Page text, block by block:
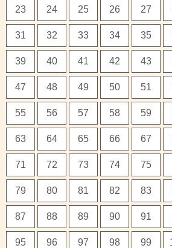
23 24 25 26 27
31 32 33 34 35
39 40 41 42 43
47 48 49 50 51
55 56 57 58 59
63 64 65 66 67
71 72 73 74 75
79 80 81 82 83
87 88 89 90 91
95 96 97 98 99